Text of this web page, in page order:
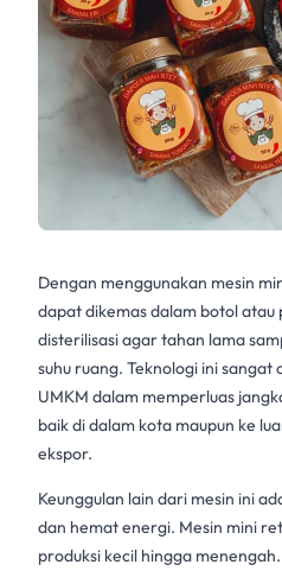
Dengan menggunakan mesin
dapat dikemas dalam botol atau
disterilisasi agar tahan lama
suhu ruang. Teknologi ini
UMKM dalam memperluas
baik di dalam kota maupun ke
ekspor.
Keunggulan lain dari mesin ini
dan hemat energi. Mesin mini
produksi kecil hingga